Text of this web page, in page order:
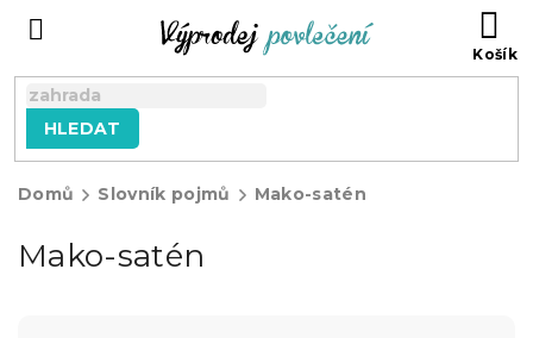
HLEDAT
Domů Slovník pojmů Mako-satén
Mako-satén